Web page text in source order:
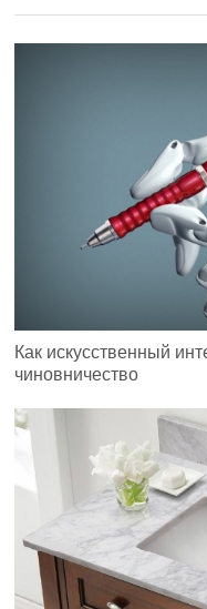
Как искусственный
чиновничество